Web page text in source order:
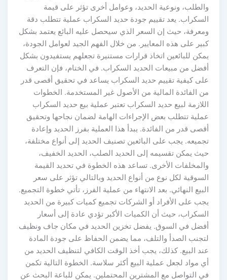
والطلب، ونوعية الحديد، وعوامل أخرى تؤثر على قيمة
السكراب. يعد تقييم جودة حديد السكراب عملية تتطلب دقة
ومعرفة، حيث إن السعر الذي سيحصل عليه البائع يعتمد بشكل
كبير على هذه المعايير. من خلال الفهم الجيد لعوامل الجودة،
يمكن للبائعين اتخاذ قرارات مستنيرة تجعلهم يستفيدون بشكل
أفضل من مبيعات الحديد السكراب. في الختام، فإن التعرف
على كيفية تقييم حديد السكراب يساعد في تحقيق أقصى قدر
من الفائدة المالية من الأصول غير المستخدمة. الخطوات
اللازمة لبيع حديد السكراب تعتبر عملية بيع حديد السكراب
عملية تتطلب بعض الإجراءات الهامة لضمان نجاحها وتحقيق
أقصى قدر من الفائدة. يبدأ هذا العملية بفرز الحديد وإعادة
تجميعه. يجب على البائعين تصنيف الحديد إلى أنواع مختلفة،
حيث يمكن تقسيمه إلى الحديد الصلب، الحديد الخفيف،
والمخلفات الأخرى. تساعد هذه الخطوة في تحديد القيمة
السوقية لكل نوع من أنواع الحديد وبالتالي تؤثر على سعر
البيع النهائي. بعد الانتهاء من عملية الفرز، تأتي خطوة التجميع.
يجب على الأفراد أو الشركات تجميع كميات كبيرة من الحديد
السكراب، حيث أن الكميات الأكبر تؤدي عادة إلى أسعار
أفضل في السوق. يفضل تخزين الحديد في مكان جاف ونظيف
لتجنب الصدأ والتلف، مما يضمن الحفاظ على جودة المادة
عند البيع. كذلك، يجب أخذ الوقت الكافي لتنظيف الحديد من
أي مواد لجعل عملية البيع أكثر سلاسة. الخطوة التالية تكمن
في التواصل مع المشترين المحتملين. يمكن للباعة البحث عن